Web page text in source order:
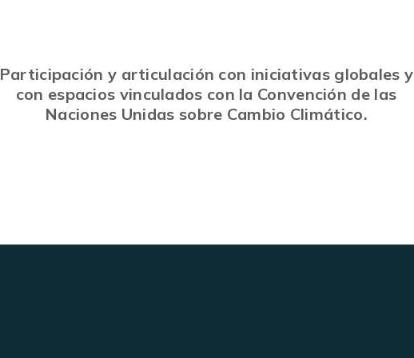
Participación y articulación con iniciativas globales y
con espacios vinculados con la Convención de las
Naciones Unidas sobre Cambio Climático.